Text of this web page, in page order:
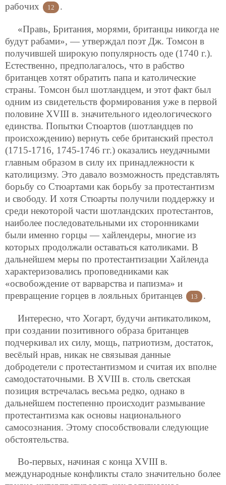
рабочих
12 .
«Правь, Британия, морями, британцы никогда не
будут рабами», — утверждал поэт Дж. Томсон в
получившей широкую популярность оде (1740 г.).
Естественно, предполагалось, что в рабство
британцев хотят обратить папа и католические
страны. Томсон был шотландцем, и этот факт был
одним из свидетельств формирования уже в первой
половине XVIII в. значительного идеологического
единства. Попытки Стюартов (шотландцев по
происхождению) вернуть себе британский престол
(1715-1716, 1745-1746 гг.) оказались неудачными
главным образом в силу их принадлежности к
католицизму. Это давало возможность представлять
борьбу со Стюартами как борьбу за протестантизм
и свободу. И хотя Стюарты получили поддержку и
среди некоторой части шотландских протестантов,
наиболее последовательными их сторонниками
были именно горцы — хайлендеры, многие из
которых продолжали оставаться католиками. В
дальнейшем меры по протестантизации Хайленда
характеризовались проповедниками как
«освобождение от варварства и папизма» и
превращение горцев в лояльных британцев
13 .
Интересно, что Хогарт, будучи антикатоликом,
при создании позитивного образа британцев
подчеркивал их силу, мощь, патриотизм, достаток,
весёлый нрав, никак не связывая данные
добродетели с протестантизмом и считая их вполне
самодостаточными. В XVIII в. столь светская
позиция встречалась весьма редко, однако в
дальнейшем постепенно происходит размывание
протестантизма как основы национального
самосознания. Этому способствовали следующие
обстоятельства.
Во-первых, начиная с конца XVIII в.
международные конфликты стало значительно более